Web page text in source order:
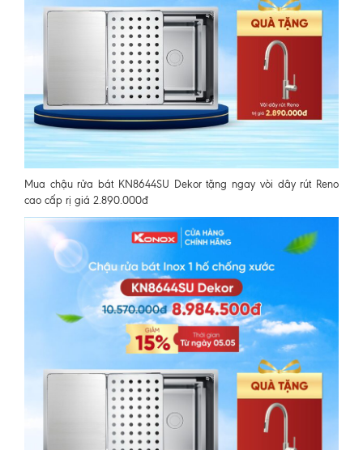
Mua chậu rửa bát KN8644SU Dekor tặng ngay vòi dây rút Reno
cao cấp rị giá 2.890.000đ